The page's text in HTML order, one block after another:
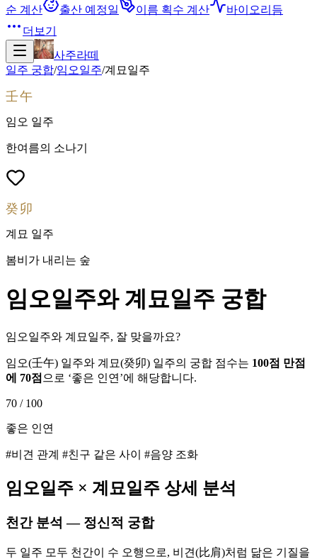
순 계산
출산 예정일 이름 획수 계산
바이오리듬
더보기
사주라떼
일주 궁합/임오일주/계묘 일주
壬午
임오 일주
한여름의 소나기
癸卯
계묘 일주
봄비가 내리는 숲
임오일주와 계묘일주 궁합
임오일주와 계묘일주, 잘 맞을까요?
임오(壬午) 일주와 계묘(癸卯) 일주의 궁합 점수는 100점 만점
에 70점 으로 ‘좋은 인연 ’에 해당합니다.
70 / 100
좋은 인연
#비견 관계 #친구 같은 사이 #음양 조화
임오일주 × 계묘일주 상세 분석
천간 분석 — 정신적 궁합
두 일주 모두 천간이 수 오행으로, 비견(比肩)처럼 닮은 기질을